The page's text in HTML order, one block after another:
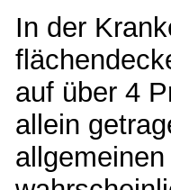
In der
auf über 4
allein